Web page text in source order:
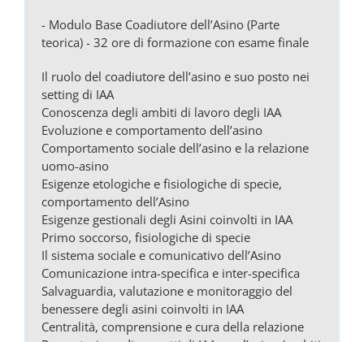
- Modulo Base Coadiutore dell’Asino (Parte
teorica) - 32 ore di formazione con esame finale
Il ruolo del coadiutore dell’asino e suo posto nei
setting di IAA
Conoscenza degli ambiti di lavoro degli IAA
Evoluzione e comportamento dell’asino
Comportamento sociale dell’asino e la relazione
uomo-asino
Esigenze etologiche e fisiologiche di specie,
comportamento dell’Asino
Esigenze gestionali degli Asini coinvolti in IAA
Primo soccorso, fisiologiche di specie
Il sistema sociale e comunicativo dell’Asino
Comunicazione intra-specifica e inter-specifica
Salvaguardia, valutazione e monitoraggio del
benessere degli asini coinvolti in IAA
Centralità, comprensione e cura della relazione